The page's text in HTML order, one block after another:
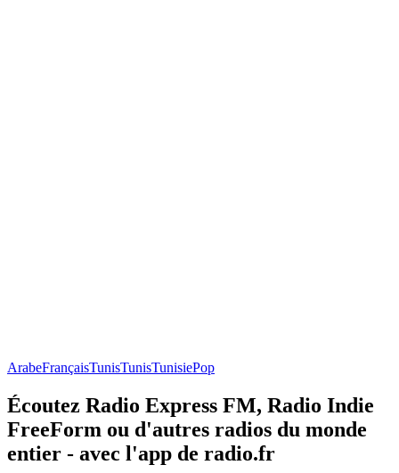
ArabeFrançaisTunisTunisTunisiePop
Écoutez Radio Express FM, Radio Indie
FreeForm ou d'autres radios du monde
entier - avec l'app de radio.fr